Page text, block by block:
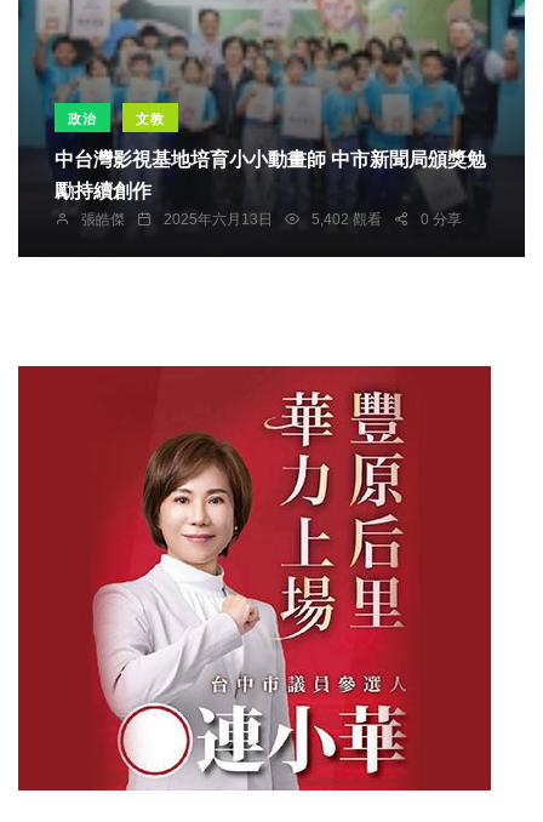
政治 文教
中台灣影視基地培育小小動畫師 中市新聞局頒獎勉
勵持續創作
張皓傑 2025年六月13日 5,402 觀看 0 分享